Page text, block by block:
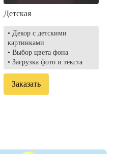
Детская
• Декор с детскими
картинками
• Выбор цвета фона
• Загрузка фото и текста
Заказать